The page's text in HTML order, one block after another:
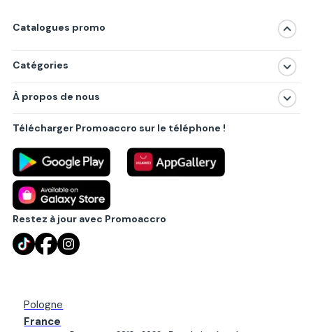
Catalogues promo
Catégories
Produits
Villes principales
À propos de nous
Politique de confidentialité
Règlements
Partenariat B2B
Blog
Contact
Télécharger Promoaccro sur le téléphone !
Restez à jour avec Promoaccro
Pologne
France